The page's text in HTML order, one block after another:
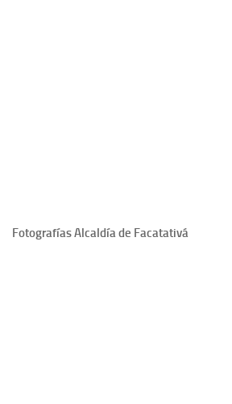
Fotografías Alcaldía de Facatativá